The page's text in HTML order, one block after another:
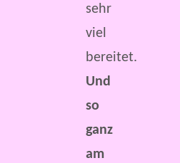
sehr
viel
bereitet.
Und
so
ganz
am